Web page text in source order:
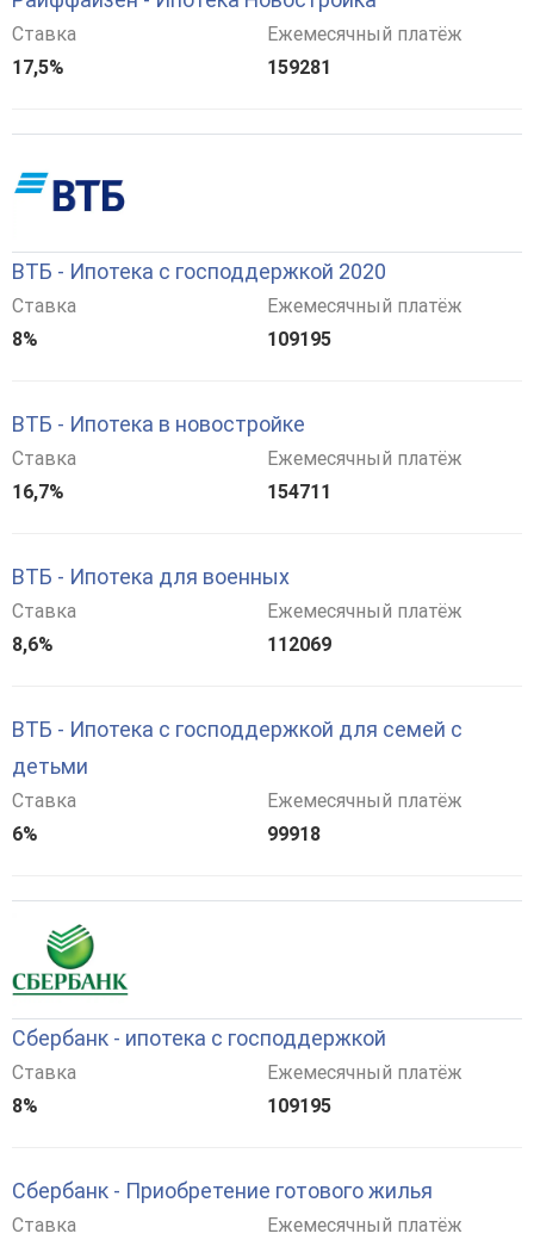
Ставка
17,5%
Ежемесячный платёж
159281
ВТБ - Ипотека с господдержкой 2020
Ставка
8%
Ежемесячный платёж
109195
ВТБ - Ипотека в новостройке
Ставка
16,7%
Ежемесячный платёж
154711
ВТБ - Ипотека для военных
Ставка
8,6%
Ежемесячный платёж
112069
ВТБ - Ипотека с господдержкой для семей с
детьми
Ставка
6%
Ежемесячный платёж
99918
Сбербанк - ипотека с господдержкой
Ставка
8%
Ежемесячный платёж
109195
Сбербанк - Приобретение готового жилья
Ставка
Ежемесячный платёж